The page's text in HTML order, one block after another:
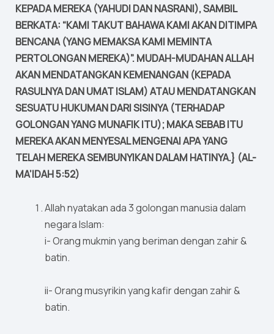
KEPADA MEREKA (YAHUDI DAN NASRANI), SAMBIL
BERKATA: “KAMI TAKUT BAHAWA KAMI AKAN DITIMPA
BENCANA (YANG MEMAKSA KAMI MEMINTA
PERTOLONGAN MEREKA)”. MUDAH-MUDAHAN ALLAH
AKAN MENDATANGKAN KEMENANGAN (KEPADA
RASULNYA DAN UMAT ISLAM) ATAU MENDATANGKAN
SESUATU HUKUMAN DARI SISINYA (TERHADAP
GOLONGAN YANG MUNAFIK ITU); MAKA SEBAB ITU
MEREKA AKAN MENYESAL MENGENAI APA YANG
TELAH MEREKA SEMBUNYIKAN DALAM HATINYA.} (AL-
MA’IDAH 5:52)
Allah nyatakan ada 3 golongan manusia dalam
negara Islam:
i- Orang mukmin yang beriman dengan zahir &
batin.
ii- Orang musyrikin yang kafir dengan zahir &
batin.